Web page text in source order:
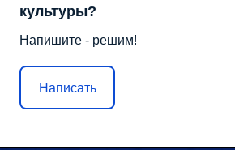
культуры?
Напишите - решим!
Написать